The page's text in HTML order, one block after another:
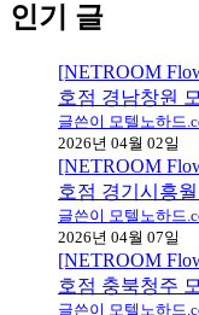
인기 글
[NETROOM
호점 경남창원
글쓴이 모텔노하드
2026년 04월 02일
[NETROOM
호점 경기시흥
글쓴이 모텔노하드
2026년 04월 07일
[NETROOM
호점 충북청주
글쓴이 모텔노하드